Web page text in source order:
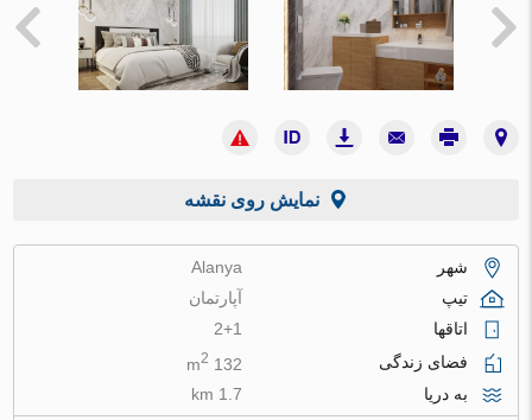
نمایش روی نقشه
شهر
Alanya
تیپ
آپارتمان
اتاقها
2+1
فضای زندگی
132 m
2
به دریا 1.7 km